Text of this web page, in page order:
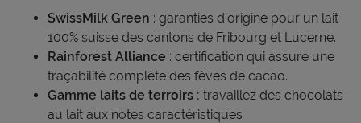
SwissMilk Green : garanties d'origine pour un lait
100% suisse des cantons de Fribourg et Lucerne.
Rainforest Alliance : certification qui assure une
traçabilité complète des fèves de cacao.
Gamme laits de terroirs : travaillez des chocolats
au lait aux notes caractéristiques